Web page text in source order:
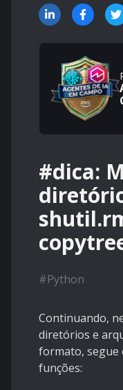
#dica:
#Python
Continuando,
diretórios e
formato, segue
funções: